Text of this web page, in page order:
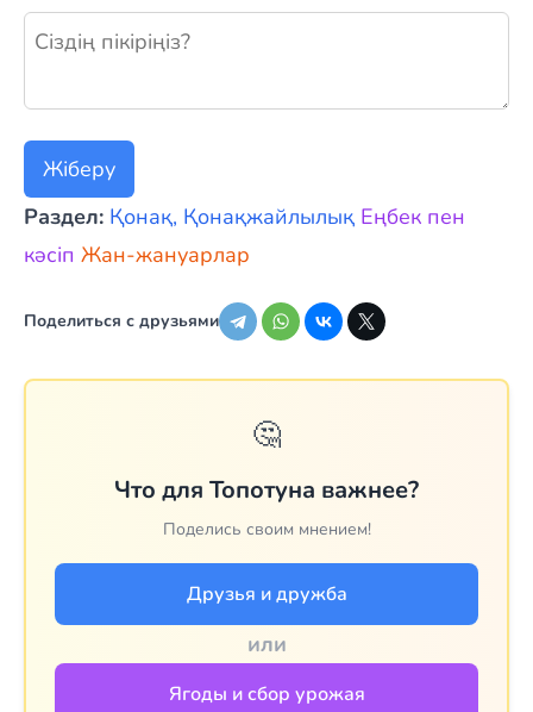
Жаңа пікір қалдыру
Жіберу
Раздел: Қонақ, Қонақжайлылық Eңбек пен
кәсіп Жан-жануарлар
Поделиться с друзьями
🤔
Что для Топотуна важнее?
Поделись своим мнением!
Друзья и дружба
или
Ягоды и сбор урожая